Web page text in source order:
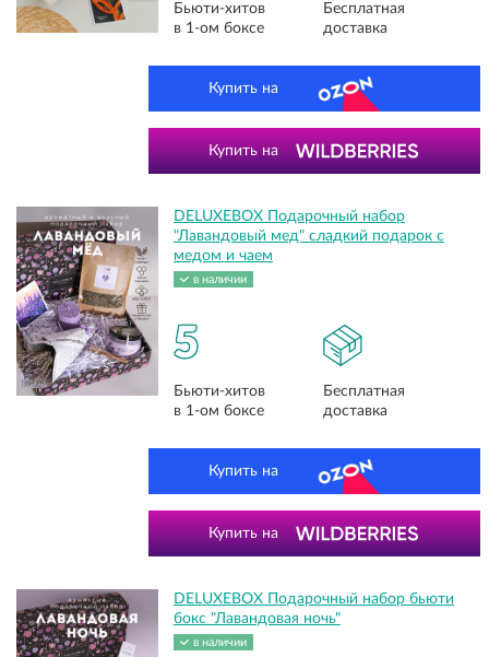
Бьюти-хитов
в 1-ом боксе
Бесплатная
доставка
Купить на
Купить на
DELUXEBOX Подарочный набор
"Лавандовый мед" сладкий подарок с
медом и чаем
в наличии
5
Бьюти-хитов
в 1-ом боксе
Бесплатная
доставка
Купить на
Купить на
DELUXEBOX Подарочный набор бьюти
бокс "Лавандовая ночь"
в наличии